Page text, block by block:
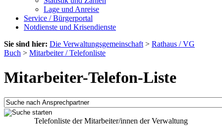
Lage und Anreise
Service / Bürgerportal
Notdienste und Krisendienste
Sie sind hier: Die Verwaltungsgemeinschaft > Rathaus / VG
Buch > Mitarbeiter / Telefonliste
Mitarbeiter-Telefon-Liste
Telefonliste der Mitarbeiter/innen der Verwaltung